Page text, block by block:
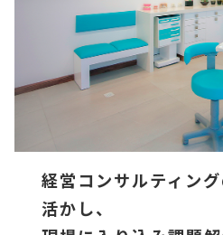
経営コンサルティン
活かし、